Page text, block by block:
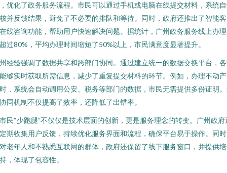
优化了政务服务流程。市民可以通过手机或电脑在线提交材料，系统
并反馈结果，避免了不必要的排队和等待。同时，政府还推出了智能
线咨询功能，帮助用户快速解决问题。据统计，广州政务服务线上办
过80%，平均办理时间缩短了50%以上，市民满意度显著提升。
经验强调了数据共享和跨部门协同。通过建立统一的数据交换平台，
够实时获取所需信息，减少了重复提交材料的环节。例如，办理不动
，系统会自动调用公安、税务等部门的数据，市民无需提供多份证明
同机制不仅提高了效率，还降低了出错率。
民“少跑腿”不仅仅是技术层面的创新，更是服务理念的转变。广州政府
期收集用户反馈，持续优化服务界面和流程，确保平台易于操作。同
老年人和不熟悉互联网的群体，政府还保留了线下服务窗口，并提供
，体现了包容性。